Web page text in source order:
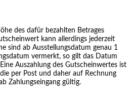
des dafür bezahlten Betrages
kann allerdings jederzeit
sind ab Ausstellungsdatum genau 1
vermerkt, so gilt das Datum
Auszahlung des Gutscheinwertes ist
per Post und daher auf Rechnung
Zahlungseingang gültig.